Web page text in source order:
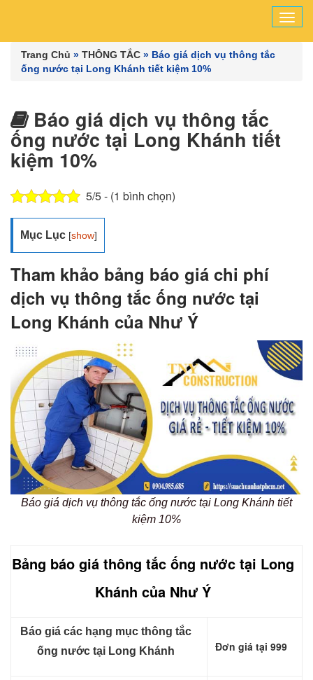
Trang Chủ » THÔNG TẮC » Báo giá dịch vụ thông tắc
ống nước tại Long Khánh tiết kiệm 10%
Báo giá dịch vụ thông tắc
ống nước tại Long Khánh tiết
kiệm 10%
5/5 - (1 bình chọn)
Mục Lục [show]
Tham khảo bảng báo giá chi phí
dịch vụ thông tắc ống nước tại
Long Khánh của Như Ý
Báo giá dịch vụ thông tắc ống nước tại Long Khánh tiết
kiệm 10%
Bảng báo giá thông tắc ống nước tại Long
Khánh của Như Ý
Báo giá các hạng mục thông tắc
ống nước tại Long Khánh
Đơn giá tại 999